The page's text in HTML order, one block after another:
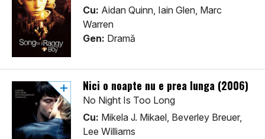
Cu: Aidan Quinn, Iain Glen, Marc
Warren
Gen: Dramă
Nici o noapte nu e prea lunga (2006)
No Night Is Too Long
Cu: Mikela J. Mikael, Beverley Breuer,
Lee Williams